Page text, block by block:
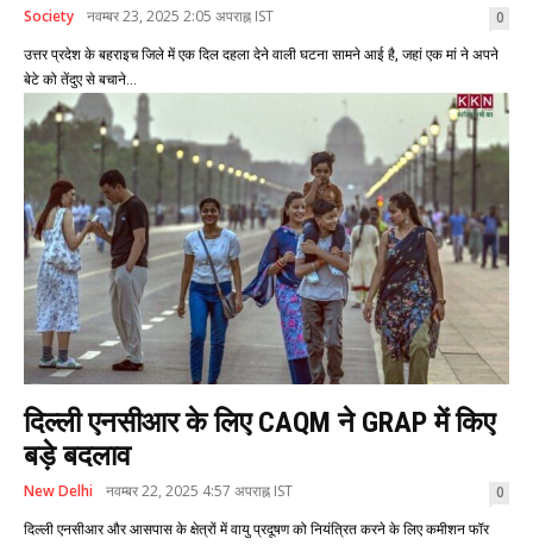
Society नवम्बर 23, 2025 2:05 अपराह्न IST 0
उत्तर प्रदेश के बहराइच जिले में एक दिल दहला देने वाली घटना सामने आई है, जहां एक मां ने अपने
बेटे को तेंदुए से बचाने...
दिल्ली एनसीआर के लिए CAQM ने GRAP में किए
बड़े बदलाव
New Delhi नवम्बर 22, 2025 4:57 अपराह्न IST 0
दिल्ली एनसीआर और आसपास के क्षेत्रों में वायु प्रदूषण को नियंत्रित करने के लिए कमीशन फॉर